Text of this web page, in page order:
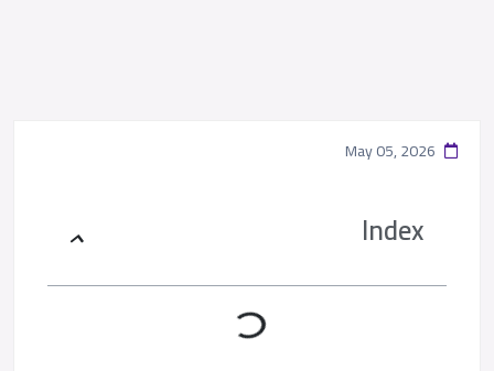
Index